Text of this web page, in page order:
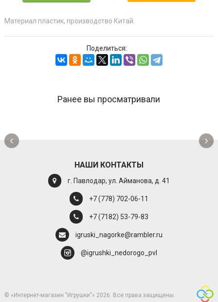
Материал пластик, производство Китай.
Поделиться:
Ранее вы просматривали
‹ ›
НАШИ КОНТАКТЫ
г. Павлодар, ул. Айманова, д. 41
+7 (778) 702-06-11
+7 (7182) 53-79-83
igruski_nagorke@rambler.ru
@igrushki_nedorogo_pvl
© «Интернет-магазин "Игрушки"» 2026. Все права защищены.